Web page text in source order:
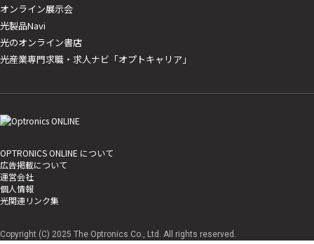
オンライン展示会
光製品Navi
光のオンライン書店
光産業専門求職・求人ナビ「オプトキャリア」
OPTRONICS ONLINE について
広告掲載について
運営会社
個人情報
光関連リンク集
Copyright (C) 2025 The Optronics Co., Ltd. All rights reserved.